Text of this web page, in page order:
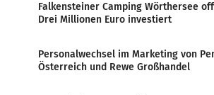
Falkensteiner Camping Wörthersee
Drei Millionen Euro investiert
Personalwechsel im Marketing von
Österreich und Rewe Großhandel